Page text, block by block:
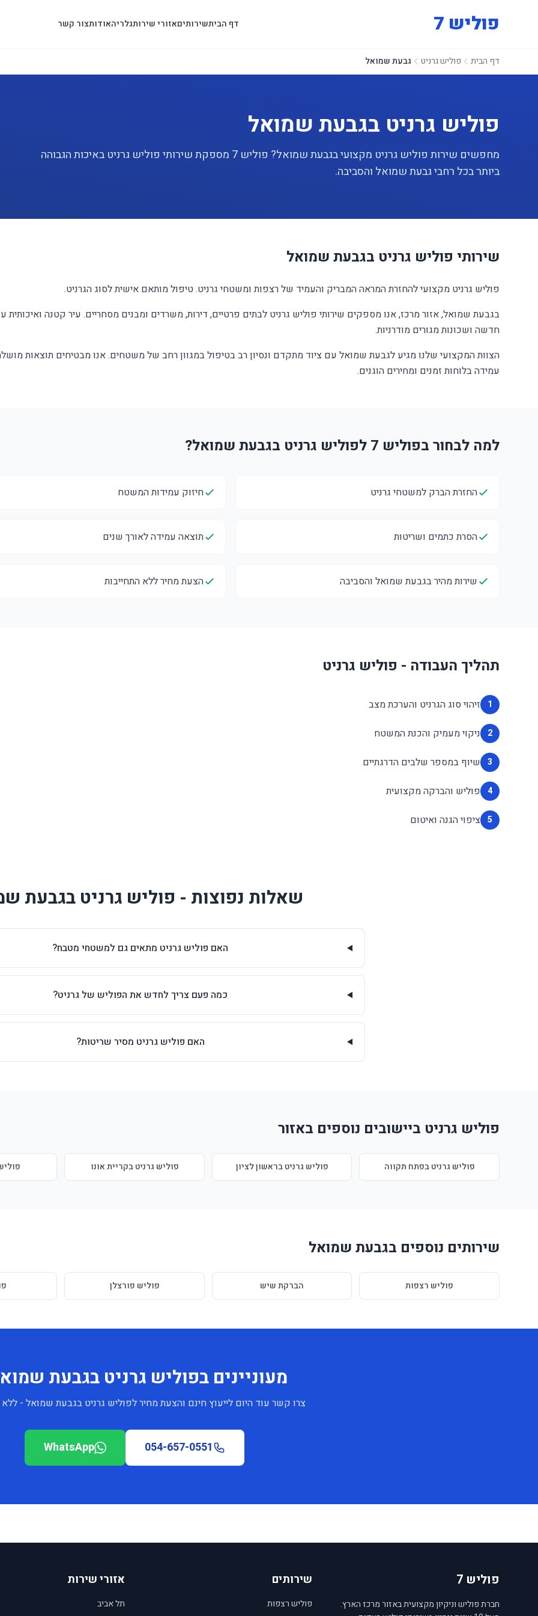
פוליש 7 דף הביתשירותיםאזורי שירותגלריהאודותצור קשר
דף הבית פוליש גרניט גבעת שמואל
פוליש גרניט בגבעת שמואל
מחפשים שירות פוליש גרניט מקצועי בגבעת שמואל? פוליש 7 מספקת שירותי פוליש גרניט באיכות הגבוהה
ביותר בכל רחבי גבעת שמואל והסביבה.
שירותי פוליש גרניט בגבעת שמואל
פוליש גרניט מקצועי להחזרת המראה המבריק והעמיד של רצפות ומשטחי גרניט. טיפול מותאם אישית לסוג הגרניט.
בגבעת שמואל, אזור מרכז, אנו מספקים שירותי פוליש גרניט לבתים פרטיים, דירות, משרדים ומבנים מסחריים. עיר קטנה ואיכותית
חדשה ושכונות מגורים מודרניות.
הצוות המקצועי שלנו מגיע לגבעת שמואל עם ציוד מתקדם ונסיון רב בטיפול במגוון רחב של משטחים. אנו מבטיחים תוצאות
עמידה בלוחות זמנים ומחירים הוגנים.
למה לבחור בפוליש 7 לפוליש גרניט בגבעת שמואל?
החזרת הברק למשטחי גרניט חיזוק עמידות המשטח
הסרת כתמים ושריטות תוצאה עמידה לאורך שנים
שירות מהיר בגבעת שמואל והסביבה הצעת מחיר ללא התחייבות
תהליך העבודה - פוליש גרניט
1 זיהוי סוג הגרניט והערכת מצב
2 ניקוי מעמיק והכנת המשטח
3 שיוף במספר שלבים הדרגתיים
4 פוליש והברקה מקצועית
5 ציפוי הגנה ואיטום
שאלות נפוצות - פוליש גרניט בגבעת
האם פוליש גרניט מתאים גם למשטחי מטבח?
כמה פעם צריך לחדש את הפוליש של גרניט?
האם פוליש גרניט מסיר שריטות?
פוליש גרניט ביישובים נוספים באזור
פוליש גרניט בפתח תקווה פוליש גרניט בראשון לציון פוליש גרניט בקריית אונו
שירותים נוספים בגבעת שמואל
פוליש רצפות הברקת שיש פוליש פורצלן
מעוניינים בפוליש גרניט בגבעת
צרו קשר עוד היום לייעוץ חינם והצעת מחיר לפוליש גרניט בגבעת שמואל - ללא
054-657-0551
WhatsApp
פוליש 7
חברת פוליש וניקיון מקצועית באזור מרכז הארץ.
שירותים
פוליש רצפות
אזורי שירות
תל אביב